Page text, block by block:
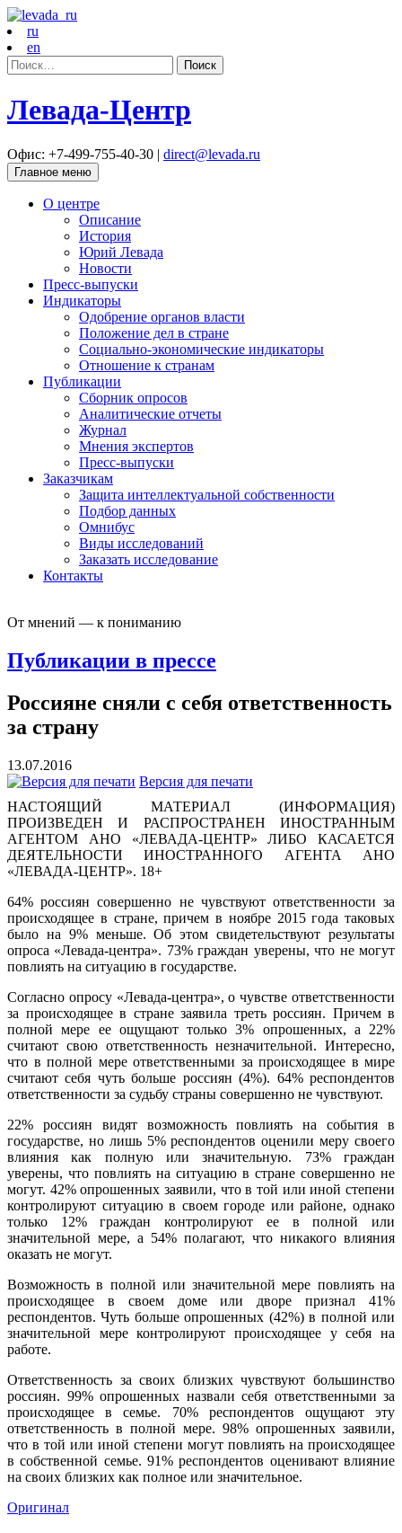
ru
en
Найти:
Левада-Центр
Офис: +7-499-755-40-30 | direct@levada.ru
Главное меню
О центре
Описание
История
Юрий Левада
Новости
Пресс-выпуски
Индикаторы
Одобрение органов власти
Положение дел в стране
Социально-экономические индикаторы
Отношение к странам
Публикации
Сборник опросов
Аналитические отчеты
Журнал
Мнения экспертов
Пресс-выпуски
Заказчикам
Защита интеллектуальной собственности
Подбор данных
Омнибус
Виды исследований
Заказать исследование
Контакты
От мнений — к пониманию
Публикации в прессе
Россияне сняли с себя ответственность
за страну
13.07.2016
Версия для печати
НАСТОЯЩИЙ МАТЕРИАЛ (ИНФОРМАЦИЯ)
ПРОИЗВЕДЕН И РАСПРОСТРАНЕН ИНОСТРАННЫМ
АГЕНТОМ АНО «ЛЕВАДА-ЦЕНТР» ЛИБО КАСАЕТСЯ
ДЕЯТЕЛЬНОСТИ ИНОСТРАННОГО АГЕНТА АНО
«ЛЕВАДА-ЦЕНТР». 18+
64% россиян совершенно не чувствуют ответственности за
происходящее в стране, причем в ноябре 2015 года таковых
было на 9% меньше. Об этом свидетельствуют результаты
опроса «Левада-центра». 73% граждан уверены, что не могут
повлиять на ситуацию в государстве.
Согласно опросу «Левада-центра», о чувстве ответственности
за происходящее в стране заявила треть россиян. Причем в
полной мере ее ощущают только 3% опрошенных, а 22%
считают свою ответственность незначительной. Интересно,
что в полной мере ответственными за происходящее в мире
считают себя чуть больше россиян (4%). 64% респондентов
ответственности за судьбу страны совершенно не чувствуют.
22% россиян видят возможность повлиять на события в
государстве, но лишь 5% респондентов оценили меру своего
влияния как полную или значительную. 73% граждан
уверены, что повлиять на ситуацию в стране совершенно не
могут. 42% опрошенных заявили, что в той или иной степени
контролируют ситуацию в своем городе или районе, однако
только 12% граждан контролируют ее в полной или
значительной мере, а 54% полагают, что никакого влияния
оказать не могут.
Возможность в полной или значительной мере повлиять на
происходящее в своем доме или дворе признал 41%
респондентов. Чуть больше опрошенных (42%) в полной или
значительной мере контролируют происходящее у себя на
работе.
Ответственность за своих близких чувствуют большинство
россиян. 99% опрошенных назвали себя ответственными за
происходящее в семье. 70% респондентов ощущают эту
ответственность в полной мере. 98% опрошенных заявили,
что в той или иной степени могут повлиять на происходящее
в собственной семье. 91% респондентов оценивают влияние
на своих близких как полное или значительное.
Оригинал